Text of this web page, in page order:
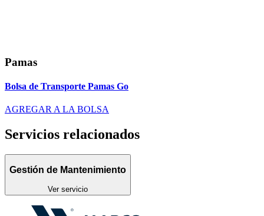
Pamas
Bolsa de Transporte Pamas Go
AGREGAR A LA BOLSA
Servicios relacionados
Gestión de Mantenimiento
Ver servicio